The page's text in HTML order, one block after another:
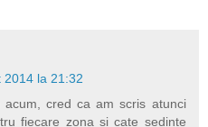
2014 la 21:32
cred ca am scris atunci
fiecare zona si cate sedinte